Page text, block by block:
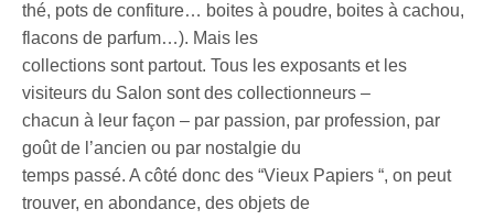
thé, pots de confiture… boites à poudre, boites à cachou,
flacons de parfum…). Mais les
collections sont partout. Tous les exposants et les
visiteurs du Salon sont des collectionneurs –
chacun à leur façon – par passion, par profession, par
goût de l’ancien ou par nostalgie du
temps passé. A côté donc des “Vieux Papiers “, on peut
trouver, en abondance, des objets de